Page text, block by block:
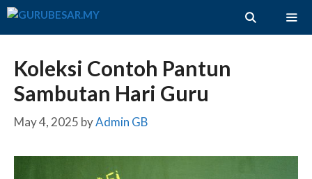
Skip
Koleksi Contoh Pantun
Sambutan Hari Guru
May 4, 2025 byAdmin GB